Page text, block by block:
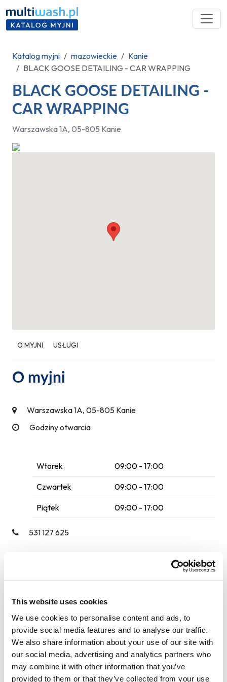
This website uses cookies
We use cookies to personalise content and ads, to
provide social media features and to analyse our traffic.
We also share information about your use of our site with
our social media, advertising and analytics partners who
may combine it with other information that you’ve
provided to them or that they’ve collected from your use
Katalog myjni mazowieckie
Kanie
BLACK GOOSE DETAILING - CAR WRAPPING
BLACK GOOSE DETAILING -
CAR WRAPPING
Warszawska 1A, 05-805 Kanie
O MYJNI USŁUGI
O myjni
Warszawska 1A, 05-805 Kanie
Godziny otwarcia
Wtorek 09:00 - 17:00
Czwartek 09:00 - 17:00
Piątek 09:00 - 17:00
531 127 625
Wi-Fi
Płyn do spryskiwaczy
Max. wysokość: 280 cm